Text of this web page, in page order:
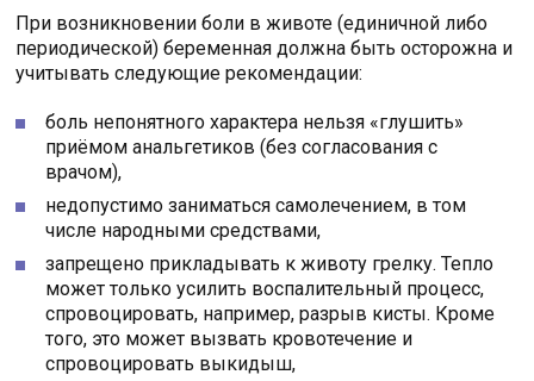
При возникновении боли в животе (единичной либо
периодической) беременная должна быть осторожна и
учитывать следующие рекомендации:
боль непонятного характера нельзя «глушить»
приёмом анальгетиков (без согласования с
врачом),
недопустимо заниматься самолечением, в том
числе народными средствами,
запрещено прикладывать к животу грелку. Тепло
может только усилить воспалительный процесс,
спровоцировать, например, разрыв кисты. Кроме
того, это может вызвать кровотечение и
спровоцировать выкидыш,